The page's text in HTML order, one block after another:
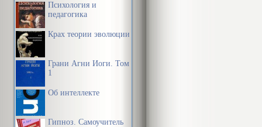
Психология и
педагогика
Крах теории эволюции
Грани Агни Йоги. Том
1
Об интеллекте
Гипноз. Самоучитель